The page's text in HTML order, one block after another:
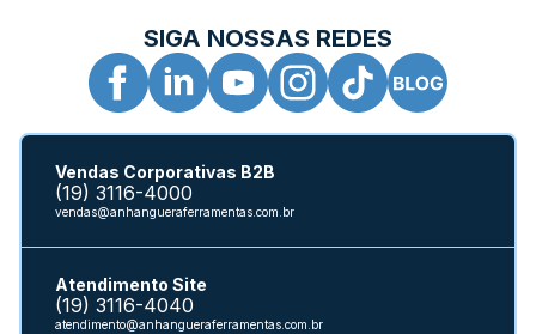
SIGA NOSSAS REDES
Vendas Corporativas B2B
(19) 3116-4000
vendas@anhangueraferramentas.com.br
Atendimento Site
(19) 3116-4040
atendimento@anhangueraferramentas.com.br